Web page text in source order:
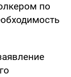
по